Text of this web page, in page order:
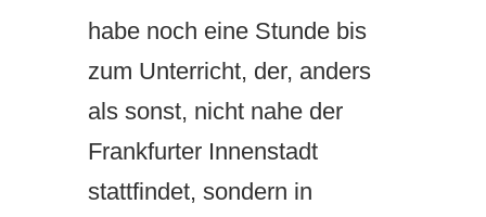
habe noch eine Stunde bis
zum Unterricht, der, anders
als sonst, nicht nahe der
Frankfurter Innenstadt
stattfindet, sondern in